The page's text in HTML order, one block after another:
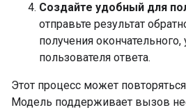
Создайте удобный для
отправьте результат
получения
пользователя ответа.
Этот процесс может
Модель поддерживает вызов